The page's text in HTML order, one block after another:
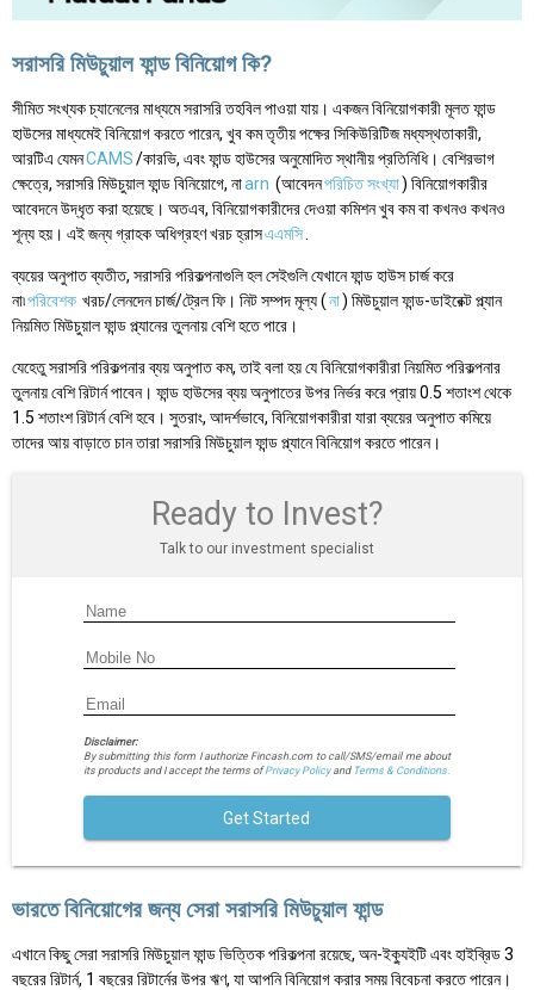
সরাসরি মিউচুয়াল ফান্ড বিনিয়োগ কি?
সীমিত সংখ্যক চ্যানেলের মাধ্যমে সরাসরি তহবিল পাওয়া যায়। একজন বিনিয়োগকারী মূলত ফান্ড
হাউসের মাধ্যমেই বিনিয়োগ করতে পারেন, খুব কম তৃতীয় পক্ষের সিকিউরিটিজ মধ্যস্থতাকারী,
আরটিএ যেমনCAMS/কারভি, এবং ফান্ড হাউসের অনুমোদিত স্থানীয় প্রতিনিধি। বেশিরভাগ
ক্ষেত্রে, সরাসরি মিউচুয়াল ফান্ড বিনিয়োগে, নাarn (আবেদনপরিচিত সংখ্যা) বিনিয়োগকারীর
আবেদনে উদ্ধৃত করা হয়েছে। অতএব, বিনিয়োগকারীদের দেওয়া কমিশন খুব কম বা কখনও কখনও
শূন্য হয়। এই জন্য গ্রাহক অধিগ্রহণ খরচ হ্রাসএএমসি
ব্যয়ের অনুপাত ব্যতীত, সরাসরি পরিকল্পনাগুলি হল সেইগুলি যেখানে ফান্ড হাউস চার্জ করে
না৷পরিবেশক খরচ/লেনদেন চার্জ/ট্রেল ফি। নিট সম্পদ মূল্য (না) মিউচুয়াল ফান্ড-ডাইরেক্ট প্ল্যান
নিয়মিত মিউচুয়াল ফান্ড প্ল্যানের তুলনায় বেশি হতে পারে।
যেহেতু সরাসরি পরিকল্পনার ব্যয় অনুপাত কম, তাই বলা হয় যে বিনিয়োগকারীরা নিয়মিত পরিকল্পনার
তুলনায় বেশি রিটার্ন পাবেন। ফান্ড হাউসের ব্যয় অনুপাতের উপর নির্ভর করে প্রায় 0.5 শতাংশ থেকে
1.5 শতাংশ রিটার্ন বেশি হবে। সুতরাং, আদর্শভাবে, বিনিয়োগকারীরা যারা ব্যয়ের অনুপাত কমিয়ে
তাদের আয় বাড়াতে চান তারা সরাসরি মিউচুয়াল ফান্ড প্ল্যানে বিনিয়োগ করতে পারেন।
Ready to Invest?
Talk to our investment specialist
Disclaimer:
By submitting this form I authorize Fincash.com to call/SMS/email me about
its products and I accept the terms ofPrivacy Policyand Terms & Conditions.
Get Started
ভারতে বিনিয়োগের জন্য সেরা সরাসরি মিউচুয়াল ফান্ড
এখানে কিছু সেরা সরাসরি মিউচুয়াল ফান্ড ভিত্তিক পরিকল্পনা রয়েছে, অন-ইক্যুইটি এবং হাইব্রিড 3
বছরের রিটার্ন, 1 বছরের রিটার্নের উপর ঋণ, যা আপনি বিনিয়োগ করার সময় বিবেচনা করতে পারেন।